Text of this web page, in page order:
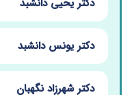
دکتر یحیی دانشبد
دکتر یونس دانشبد
دکتر شهرزاد نگهبان